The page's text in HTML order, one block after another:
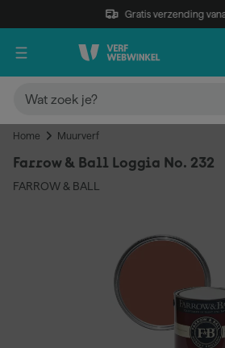
Gratis verzending
Home Muurverf
Farrow & Ball Loggia No. 232
FARROW & BALL